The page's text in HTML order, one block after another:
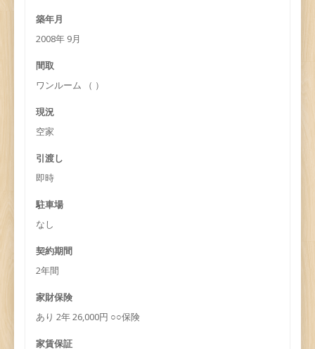
築年月
2008年 9月
間取
ワンルーム （ ）
現況
空家
引渡し
即時
駐車場
なし
契約期間
2年間
家財保険
あり 2年 26,000円 ○○保険
家賃保証